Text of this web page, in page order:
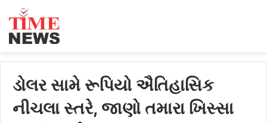
ડોલર સામે રૂપિયો ઐતિહાસિક
નીચલા સ્તરે, જાણો તમારા ખિસ્સા